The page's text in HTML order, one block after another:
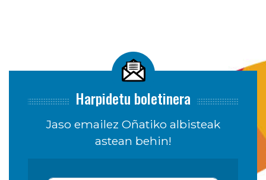
Harpidetu boletinera
Jaso emailez Oñatiko albisteak
astean behin!